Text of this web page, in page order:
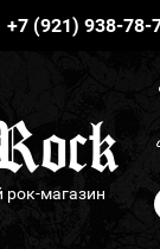
+7 (921) 938-78-
магазин